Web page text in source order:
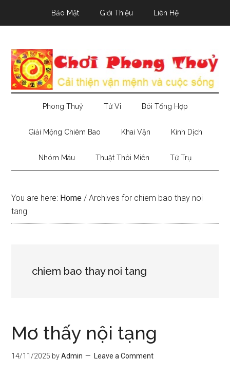
Bảo Mật Giới Thiệu Liên Hệ
Phong Thuỷ Tử Vi Bói Tổng Hợp
Giải Mộng Chiêm Bao Khai Vận Kinh Dịch
Nhóm Máu Thuật Thôi Miên Tứ Trụ
You are here: Home / Archives for chiem bao thay noi
tang
chiem bao thay noi tang
Mơ thấy nội tạng
14/11/2025 byAdmin Leave a Comment